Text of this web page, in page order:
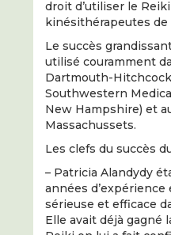
droit d’utiliser le
kinésithérapeutes de
Le succès
utilisé couramment
Dartmouth-
Southwestern
New Hampshire) et
Massachussets.
Les clefs du succès
– Patricia Alandydy
années d’expérience
sérieuse et efficace
Elle avait déjà gagné